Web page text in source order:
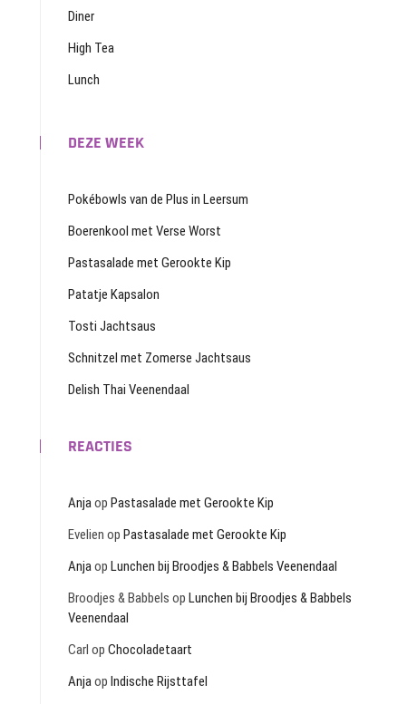
Diner
High Tea
Lunch
DEZE WEEK
Pokébowls van de Plus in Leersum
Boerenkool met Verse Worst
Pastasalade met Gerookte Kip
Patatje Kapsalon
Tosti Jachtsaus
Schnitzel met Zomerse Jachtsaus
Delish Thai Veenendaal
REACTIES
Anjaop Pastasalade met Gerookte Kip
Evelien op Pastasalade met Gerookte Kip
Anjaop Lunchen bij Broodjes & Babbels Veenendaal
Broodjes & Babbels op Lunchen bij Broodjes & Babbels
Veenendaal
Carl op Chocoladetaart
Anjaop Indische Rijsttafel